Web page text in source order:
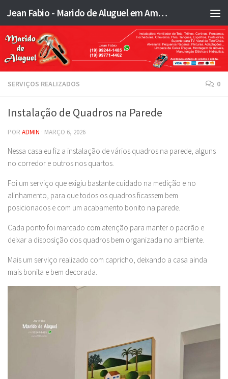
Skip to content Jean Fabio - Marido de Aluguel em Americana SP e região - JFMA
SERVIÇOS REALIZADOS 0
Instalação de Quadros na Parede
POR ADMIN · MARÇO 6, 2026
Nessa casa eu fiz a instalação de vários quadros na parede, alguns
no corredor e outros nos quartos.
Foi um serviço que exigiu bastante cuidado na medição e no
alinhamento, para que todos os quadros ficassem bem
posicionados e com um acabamento bonito na parede.
Cada ponto foi marcado com atenção para manter o padrão e
deixar a disposição dos quadros bem organizada no ambiente.
Mais um serviço realizado com capricho, deixando a casa ainda
mais bonita e bem decorada.